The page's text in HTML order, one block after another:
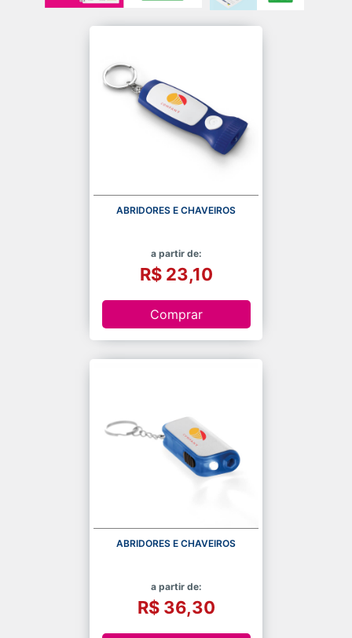
ABRIDORES E CHAVEIROS
a partir de:
R$ 23,10
Comprar
ABRIDORES E CHAVEIROS
a partir de:
R$ 36,30